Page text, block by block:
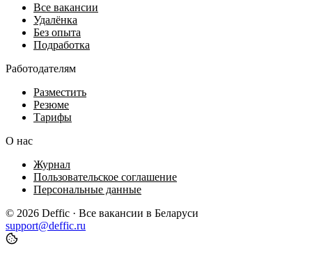
Все вакансии
Удалёнка
Без опыта
Подработка
Работодателям
Разместить
Резюме
Тарифы
О нас
Журнал
Пользовательское соглашение
Персональные данные
© 2026 Deffic · Все вакансии в Беларуси
support@deffic.ru